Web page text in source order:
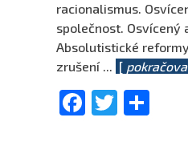
racionalismus.
společnost. Osvícený
Absolutistické
zrušení ... [
Facebook